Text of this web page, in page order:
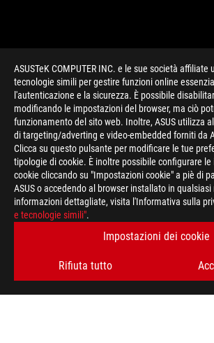
ASUSTeK COMPUTER INC. e le sue società affiliate
tecnologie simili per gestire funzioni online
l'autenticazione e la sicurezza. È possibile
modificando le impostazioni del browser, ma ciò
funzionamento del sito web. Inoltre, ASUS utilizza
di targeting/adverting e video-embedded forniti da
Clicca su questo pulsante per modificare le tue
tipologie di cookie. È inoltre possibile configurare
cookie cliccando su "Impostazioni cookie" a piè di
ASUS o accedendo al browser installato in
informazioni dettagliate, visita l'Informativa sulla
e tecnologie simili".
Impostazioni dei cookie
Rifiuta tutto
> GAMING GPU TWEAK II
RIMANI AGGIORNATO SUL MONDO ROG